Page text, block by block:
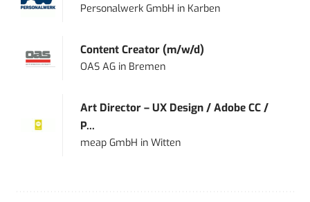
Personalwerk GmbH in Karben
Content Creator (m/w/d)
OAS AG in Bremen
Art Director – UX Design / Adobe CC /
P...
meap GmbH inWitten